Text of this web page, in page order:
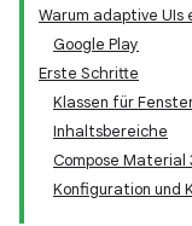
Warum adaptive UIs
Google Play
Erste Schritte
Klassen für
Inhaltsbereiche
Compose Material
Konfiguration und